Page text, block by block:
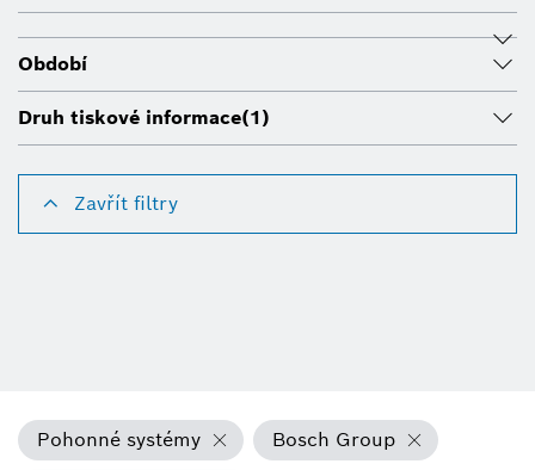
Období
Druh tiskové informace(1)
Zavřít filtry
Pohonné systémy
Bosch Group